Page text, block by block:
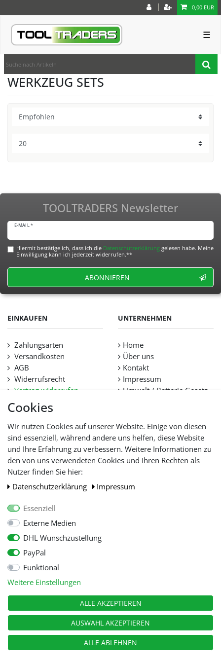
Cookies
Wir nutzen Cookies auf unserer Website. Einige von diesen
sind essenziell, während andere uns helfen, diese Website
und Ihre Erfahrung zu verbessern. Weitere Informationen zu
den von uns verwendeten Cookies und Ihren Rechten als
Nutzer finden Sie hier:
Daten­schutz­erklärung
Impressum
Essenziell
Externe Medien
DHL Wunschzustellung
PayPal
Funktional
Weitere Einstellungen
ALLE AKZEPTIEREN
AUSWAHL AKZEPTIEREN
ALLE ABLEHNEN
0,00 EUR
☰
WERKZEUG SETS
TOOLTRADERS Newsletter
E-MAIL *
Hiermit bestätige ich, dass ich die Daten­schutz­erklärunggelesen habe. Meine
Einwilligung kann ich jederzeit widerrufen.**
ABONNIEREN
EINKAUFEN
Zahlungsarten
Versandkosten
AGB
Widerrufsrecht
Vertrag widerrufen
Datenschutz
Hilfe
Lieferfristen und
Lieferbeschränkung
UNTERNEHMEN
Home
Über uns
Kontakt
Impressum
Umwelt / Batterie Gesetz
WIR AKZEPTIEREN
© Copyright 2026 Tooltraders GmbH. Alle Rechte vorbehalten